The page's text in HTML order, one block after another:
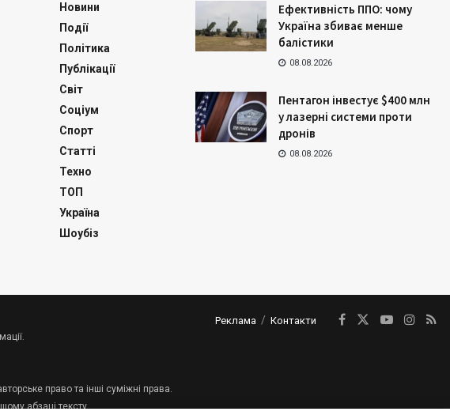
Новини
Події
Політика
Публікації
Світ
Соціум
Спорт
Статті
Техно
ТОП
Україна
Шоубіз
Ефективність ППО: чому
Україна збиває менше
балістики
08.08.2026
Пентагон інвестує $400 млн
у лазерні системи проти
дронів
08.08.2026
Реклама Контакти
право та інші суміжні права.
абзаці тексту.